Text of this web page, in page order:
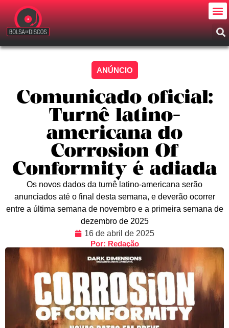
ANÚNCIO
Comunicado oficial:
Turnê latino-
americana do
Corrosion Of
Conformity é adiada
​Os novos dados da turnê latino-americana serão
anunciados até o final desta semana, e deverão ocorrer
entre a última semana de novembro e a primeira semana de
dezembro de 2025
16 de abril de 2025
Por: Redação